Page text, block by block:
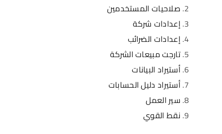
صلاحيات المستخدمين
إعدادات شركة
إعدادات الضرائب
تارجت مبيعات الشركة
أستيراد البيانات
أستيراد دليل الحسابات
سير العمل
نقط القوي